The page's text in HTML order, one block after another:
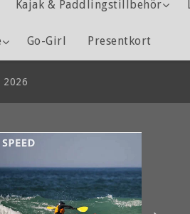
Kajak & Paddlingstillbehör
Go-Girl Presentkort
2026